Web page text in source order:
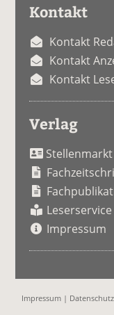
Kontakt
Kontakt
Kontakt
Kontakt
Verlag
Stellenmarkt
Leserservice
Impressum
Impressum | Datenschutz